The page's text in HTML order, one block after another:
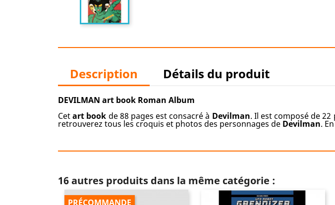
Description Détails du produit
DEVILMAN art book Roman Album
Cetart book de 88 pages est consacré à Devilman. Il est composé de
retrouverez tous les croquis et photos des personnages de Devilman.
16 autres produits dans la même catégorie :
PRÉCOMMANDE